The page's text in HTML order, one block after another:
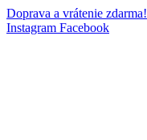
Doprava a vrátenie zdarma!
Instagram Facebook